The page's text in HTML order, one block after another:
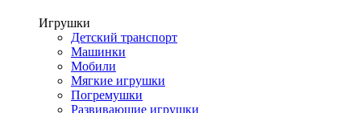
Игрушки
Детский транспорт
Машинки
Мобили
Мягкие игрушки
Погремушки
Развивающие игрушки